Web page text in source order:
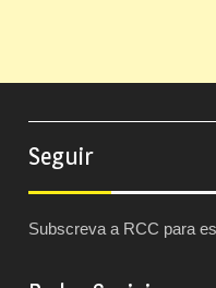
Seguir
Subscreva a RCC para